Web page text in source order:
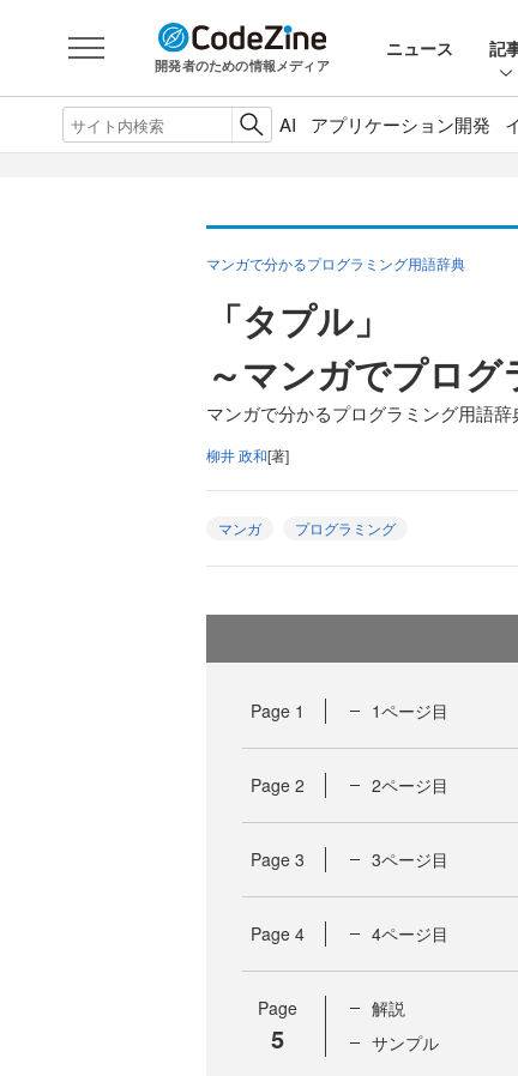
開発者のための情報メディア
ニュース 記
AI アプリケーション開発
マンガで分かるプログラミング用語辞典
「タプル」
～マンガでプロ
マンガで分かるプログラミング用語辞
柳井 政和[著]
マンガ プログラミング
Page 1 1ページ目
Page 2 2ページ目
Page 3 3ページ目
Page 4 4ページ目
Page
5
解説
サンプル